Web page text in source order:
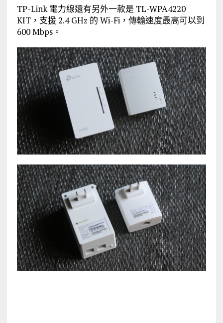
TP-Link 電力線還有另外一款是 TL-WPA4220
KIT，支援 2.4 GHz 的 Wi-Fi，傳輸速度最高可以到
600 Mbps。